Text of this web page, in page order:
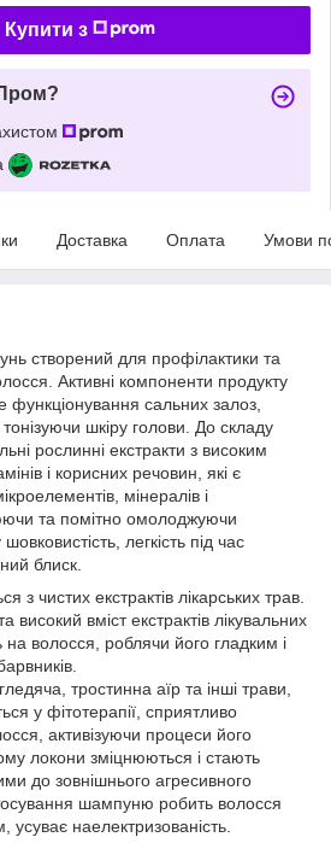
Купити з
Доставка Оплата Умови
створений для профілактики та
Активні компоненти продукту
сальних залоз,
шкіру голови. До складу
рослинні екстракти з високим
і корисних речовин, які є
мінералів і
та помітно омолоджуючи
легкість під час
блиск.
з чистих екстрактів лікарських трав.
вміст екстрактів лікувальних
волосся, роблячи його гладким і
тростинна аїр та інші трави,
у фітотерапії, сприятливо
активізуючи процеси його
локони зміцнюються і стають
до зовнішнього агресивного
шампуню робить волосся
наелектризованість.